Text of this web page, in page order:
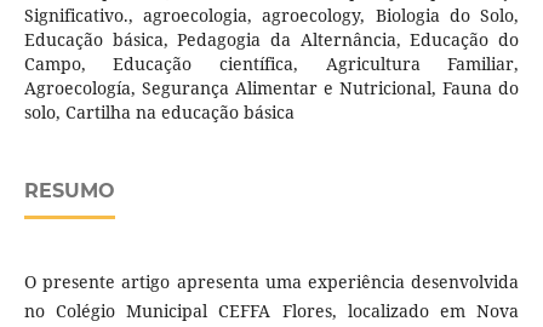
Significativo., agroecologia, agroecology, Biologia do Solo,
Educação básica, Pedagogia da Alternância, Educação do
Campo, Educação científica, Agricultura Familiar,
Agroecología, Segurança Alimentar e Nutricional, Fauna do
solo, Cartilha na educação básica
RESUMO
O presente artigo apresenta uma experiência desenvolvida
no Colégio Municipal CEFFA Flores, localizado em Nova